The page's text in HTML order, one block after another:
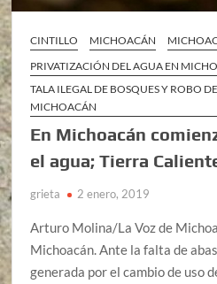
CINTILLO MICHOACÁN
PRIVATIZACIÓN DEL AGUA EN
TALA ILEGAL DE BOSQUES Y ROBO
MICHOACÁN
En Michoacán
el agua; Tierra
grieta 2 enero, 2019
Arturo Molina/La Voz de
Michoacán. Ante la falta de
generada por el cambio de uso